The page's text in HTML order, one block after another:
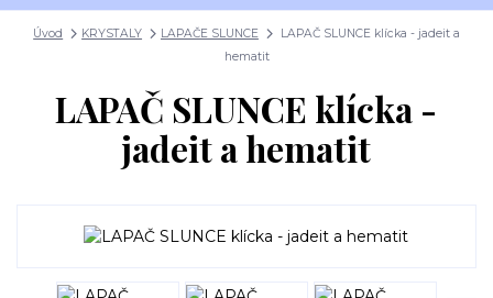
Úvod KRYSTALY LAPAČE SLUNCE
LAPAČ SLUNCE klícka - jadeit a
hematit
LAPAČ SLUNCE klícka -
jadeit a hematit